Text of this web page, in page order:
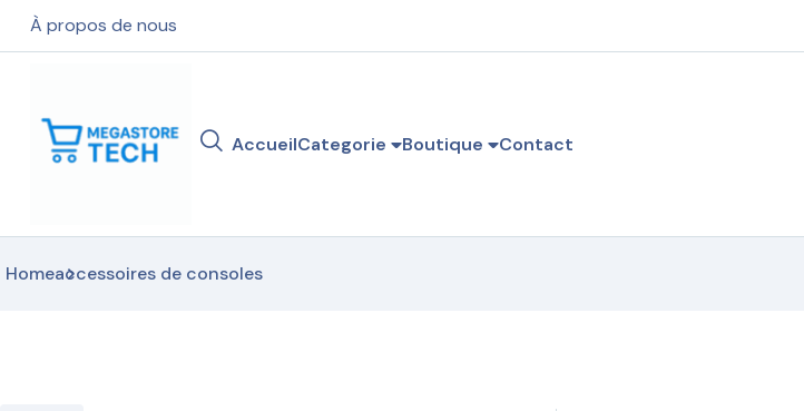
À propos de nous
AccueilCategorie Boutique Contact
Homeaccessoires de consoles